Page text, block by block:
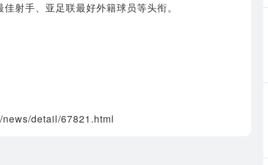
射手、亚足联最好外籍球员等头衔。
detail/67821.html